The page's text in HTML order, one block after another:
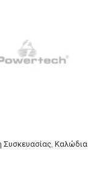
Συσκευασίας ,Καλώδια